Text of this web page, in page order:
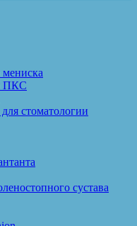
ПКС
стоматологии
сустава